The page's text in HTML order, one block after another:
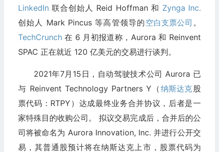
LinkedIn 联合创始人 Reid Hoffman 和 Zynga Inc.
创始人 Mark Pincus 等高管领导的 空白支票公司 。
TechCrunch在 6 月初报道称，Aurora 和 Reinvent
SPAC 正在就近 120 亿美元的交易进行谈判。
2021年7月15日，自动驾驶技术公司 Aurora 已
与 Reinvent Technology Partners Y（纳斯达克股
票代码：RTPY）达成最终业务合并协议，后者是一
家特殊目的收购公司。 拟议交易完成后，合并后的公
司将被命名为 Aurora Innovation, Inc. 并进行公开交
易，其普通股预计将在纳斯达克上市，股票代码为